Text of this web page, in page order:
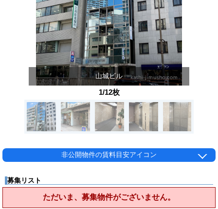
山城ビル
1/12枚
非公開物件の賃料目安アイコン
募集リスト
ただいま、募集物件がございません。